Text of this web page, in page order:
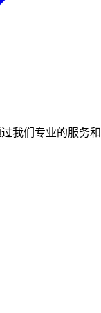
我们专业的服务和